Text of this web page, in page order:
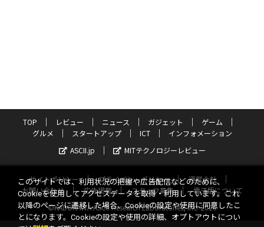
TOP レビュー ニュース ガジェット
ゲーム
グルメ
スタートアップ ICT
インフォメーション
ASCII.jp
MITテクノロジーレビュー
サイトポリシー プライバシーポリシー
運営会社
お問い合わせ
広告掲載 スタッフ募集
電子版について
©KADOKAWA ASCII Research Laboratories, Inc. 2026
このサイトでは、利用状況の把握や広告配信などのために、
Cookieを使用してアクセスデータを取得・利用しています。これ
以降のページに遷移した場合、Cookieの設定や使用に同意したこ
とになります。Cookieの設定や使用の詳細、オプトアウトについ